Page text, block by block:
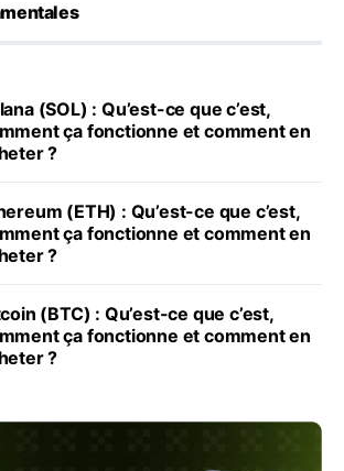
(SOL) : Qu’est-ce que c’est,
ça fonctionne et comment en
?
(ETH) : Qu’est-ce que c’est,
ça fonctionne et comment en
?
(BTC) : Qu’est-ce que c’est,
ça fonctionne et comment en
?